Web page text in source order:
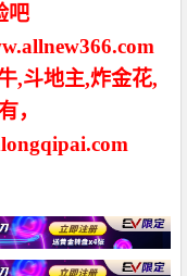
吧
,斗地主,炸金花,
，